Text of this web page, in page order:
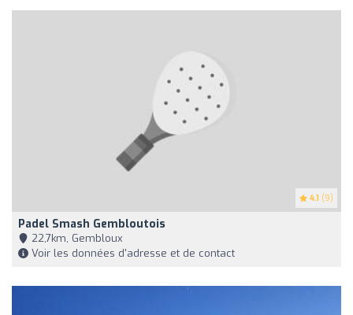
4.1 (9)
Padel Smash Gembloutois
22,7km, Gembloux
Voir les données d'adresse et de contact